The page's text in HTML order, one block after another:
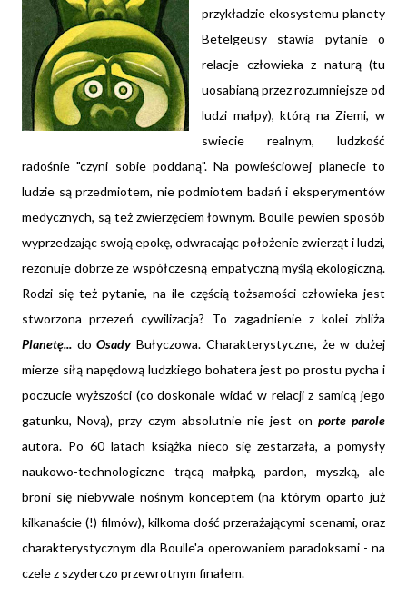
przykładzie ekosystemu planety
Betelgeusy stawia pytanie o
relacje człowieka z naturą (tu
uosabianą przez rozumniejsze od
ludzi małpy), którą na Ziemi, w
swiecie realnym, ludzkość
radośnie "czyni sobie poddaną". Na powieściowej planecie to
ludzie są przedmiotem, nie podmiotem badań i eksperymentów
medycznych, są też zwierzęciem łownym. Boulle pewien sposób
wyprzedzając swoją epokę, odwracając położenie zwierząt i ludzi,
rezonuje dobrze ze współczesną empatyczną myślą ekologiczną.
Rodzi się też pytanie, na ile częścią tożsamości człowieka jest
stworzona przezeń cywilizacja? To zagadnienie z kolei zbliża
Planetę... doOsadyBułyczowa. Charakterystyczne, że w dużej
mierze siłą napędową ludzkiego bohatera jest po prostu pycha i
poczucie wyższości (co doskonale widać w relacji z samicą jego
gatunku, Novą), przy czym absolutnie nie jest on porte parole
autora. Po 60 latach książka nieco się zestarzała, a pomysły
naukowo-technologiczne trącą małpką, pardon, myszką, ale
broni się niebywale nośnym konceptem (na którym oparto już
kilkanaście (!) filmów), kilkoma dość przerażającymi scenami, oraz
charakterystycznym dla Boulle'a operowaniem paradoksami - na
czele z szyderczo przewrotnym finałem.